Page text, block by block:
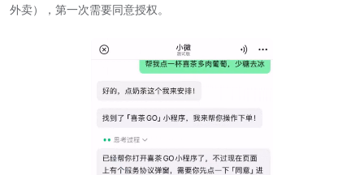
外卖），第一次需要同意授权。